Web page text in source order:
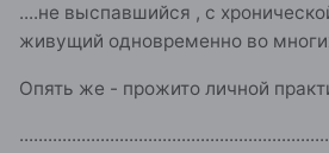
....не выспавшийся , с
живущий одновременно во
Опять же - прожито личной